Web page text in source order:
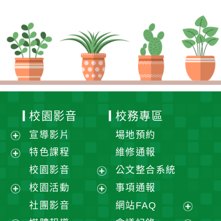
展
單
選
校園影音
宣導影片
特色課程
校園影音
展
校園活動
社團影音
校務專區
場地預約
維修通報
公文整合系統
事項通報
網站FAQ